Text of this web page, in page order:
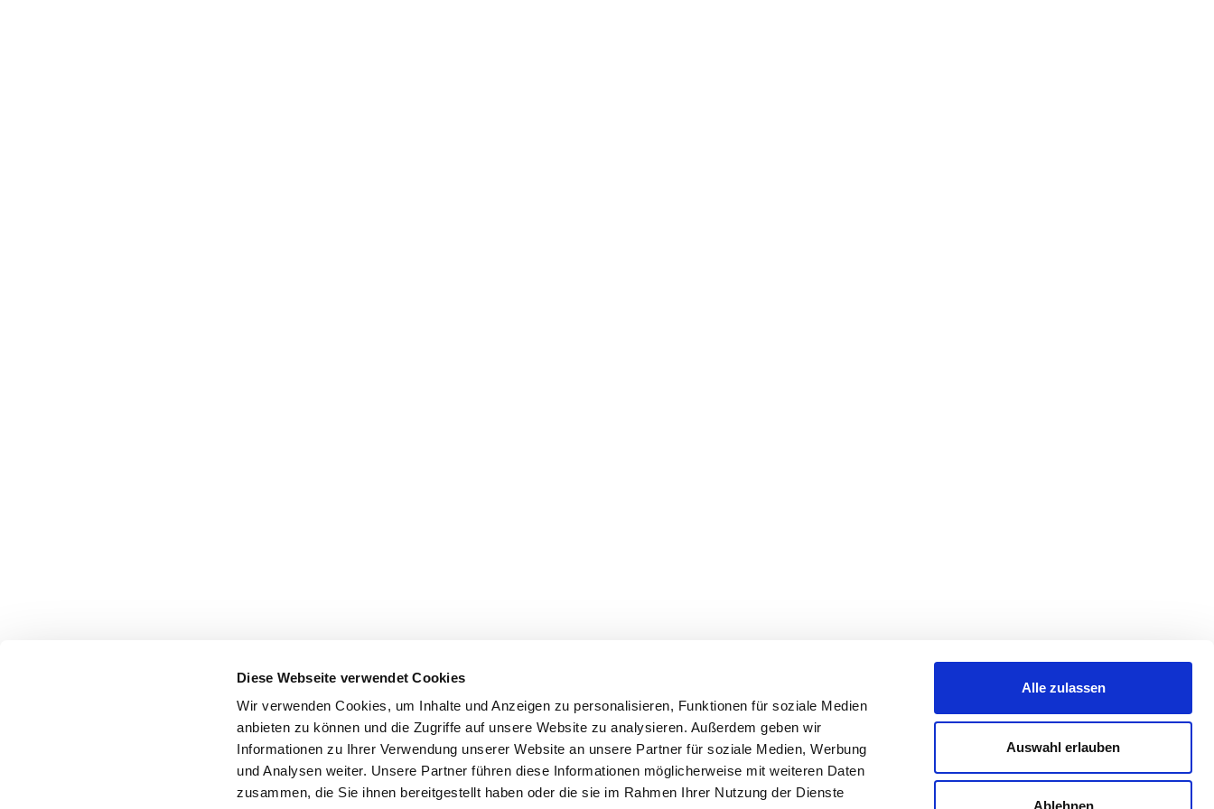
Diese Webseite verwendet Cookies
Wir verwenden Cookies, um Inhalte und Anzeigen zu personalisieren, Funktionen für soziale Medien
anbieten zu können und die Zugriffe auf unsere Website zu analysieren. Außerdem geben wir
Informationen zu Ihrer Verwendung unserer Website an unsere Partner für soziale Medien, Werbung
und Analysen weiter. Unsere Partner führen diese Informationen möglicherweise mit weiteren Daten
zusammen, die Sie ihnen bereitgestellt haben oder die sie im Rahmen Ihrer Nutzung der Dienste
Alle zulassen
Auswahl erlauben
Ablehnen